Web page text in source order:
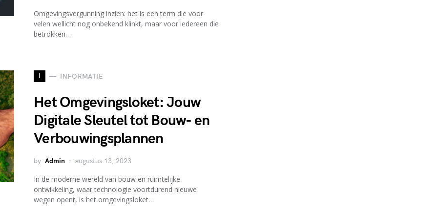
Omgevingsvergunning inzien: het is een term die voor
velen wellicht nog onbekend klinkt, maar voor iedereen die
betrokken…
I INFORMATIE
Het Omgevingsloket: Jouw
Digitale Sleutel tot Bouw- en
Verbouwingsplannen
by Admin augustus 13, 2023
In de moderne wereld van bouw en ruimtelijke
ontwikkeling, waar technologie voortdurend nieuwe
wegen opent, is het omgevingsloket…